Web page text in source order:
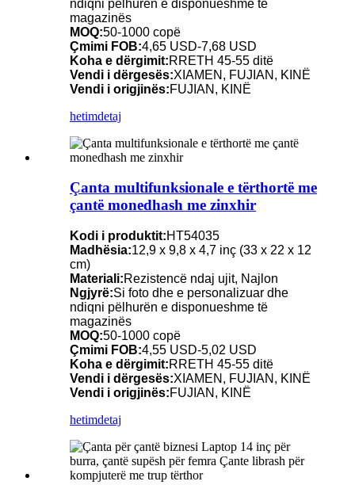
ndiqni pëlhurën e disponueshme të
magazinës
MOQ:50-1000 copë
Çmimi FOB:4,65 USD-7,68 USD
Koha e dërgimit:RRETH 45-55 ditë
Vendi i dërgesës:XIAMEN, FUJIAN, KINË
Vendi i origjinës:FUJIAN, KINË
hetimdetaj
Çanta multifunksionale e tërthortë me
çantë monedhash me zinxhir
Kodi i produktit:HT54035
Madhësia:12,9 x 9,8 x 4,7 inç (33 x 22 x 12
cm)
Materiali:Rezistencë ndaj ujit, Najlon
Ngjyrë:Si foto dhe e personalizuar dhe
ndiqni pëlhurën e disponueshme të
magazinës
MOQ:50-1000 copë
Çmimi FOB:4,55 USD-5,02 USD
Koha e dërgimit:RRETH 45-55 ditë
Vendi i dërgesës:XIAMEN, FUJIAN, KINË
Vendi i origjinës:FUJIAN, KINË
hetimdetaj